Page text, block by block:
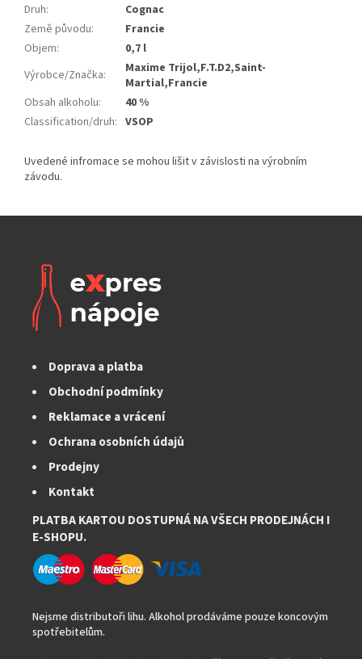
Druh:
Cognac
Země původu:
Francie
Objem:
0,7 l
Výrobce/Značka:
Maxime Trijol,F.T.D2,Saint-
Martial,Francie
Obsah alkoholu:
40 %
Classification/druh: VSOP
Doprava a platba
Obchodní podmínky
Reklamace a vrácení
Ochrana osobních údajů
Prodejny
Kontakt
PLATBA KARTOU DOSTUPNÁ NA VŠECH PRODEJNÁCH I
E-SHOPU.
Nejsme distributoři lihu. Alkohol prodáváme pouze koncovým
spotřebitelům.